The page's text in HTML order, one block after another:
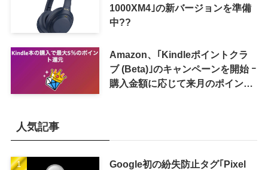
1000XM4｣の新バージョンを準備
中??
Amazon、｢Kindleポイントクラ
ブ (Beta)｣のキャンペーンを開始 ｰ
購入金額に応じて来月のポイント
人気記事
Google初の紛失防止タグ｢Pixel